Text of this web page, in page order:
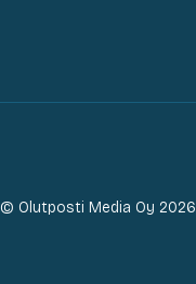
© Olutposti Media Oy 2026